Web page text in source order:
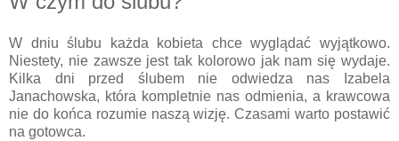
W dniu ślubu każda kobieta chce wyglądać wyjątkowo.
Niestety, nie zawsze jest tak kolorowo jak nam się wydaje.
Kilka dni przed ślubem nie odwiedza nas Izabela
Janachowska, która kompletnie nas odmienia, a krawcowa
nie do końca rozumie naszą wizję. Czasami warto postawić
na gotowca.